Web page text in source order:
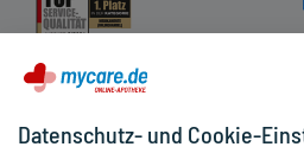
Datenschutz- und Cookie-